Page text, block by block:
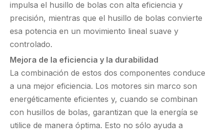
impulsa el husillo de bolas con alta eficiencia y
precisión, mientras que el husillo de bolas convierte
esa potencia en un movimiento lineal suave y
controlado.
Mejora de la eficiencia y la durabilidad
La combinación de estos dos componentes conduce
a una mejor eficiencia. Los motores sin marco son
energéticamente eficientes y, cuando se combinan
con husillos de bolas, garantizan que la energía se
utilice de manera óptima. Esto no sólo ayuda a